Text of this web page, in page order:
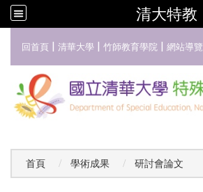
清大特教
回首頁 | 清華大學 | 竹師教育學院 | 網站導覽
首頁 學術成果 研討會論文